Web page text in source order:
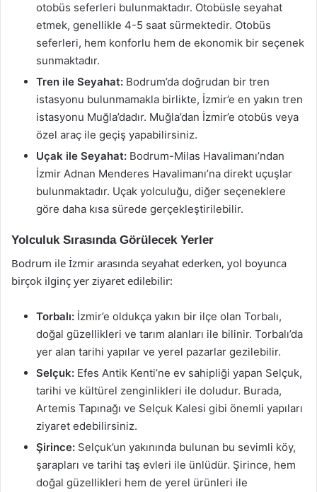
otobüs seferleri bulunmaktadır. Otobüsle seyahat
etmek, genellikle 4-5 saat sürmektedir. Otobüs
seferleri, hem konforlu hem de ekonomik bir seçenek
sunmaktadır.
Tren ile Seyahat: Bodrum’da doğrudan bir tren
istasyonu bulunmamakla birlikte, İzmir’e en yakın tren
istasyonu Muğla’dadır. Muğla’dan İzmir’e otobüs veya
özel araç ile geçiş yapabilirsiniz.
Uçak ile Seyahat: Bodrum-Milas Havalimanı’ndan
İzmir Adnan Menderes Havalimanı’na direkt uçuşlar
bulunmaktadır. Uçak yolculuğu, diğer seçeneklere
göre daha kısa sürede gerçekleştirilebilir.
Yolculuk Sırasında Görülecek Yerler
Bodrum ile İzmir arasında seyahat ederken, yol boyunca
birçok ilginç yer ziyaret edilebilir:
Torbalı: İzmir’e oldukça yakın bir ilçe olan Torbalı,
doğal güzellikleri ve tarım alanları ile bilinir. Torbalı’da
yer alan tarihi yapılar ve yerel pazarlar gezilebilir.
Selçuk: Efes Antik Kenti’ne ev sahipliği yapan Selçuk,
tarihi ve kültürel zenginlikleri ile doludur. Burada,
Artemis Tapınağı ve Selçuk Kalesi gibi önemli yapıları
ziyaret edebilirsiniz.
Şirince: Selçuk’un yakınında bulunan bu sevimli köy,
şarapları ve tarihi taş evleri ile ünlüdür. Şirince, hem
doğal güzellikleri hem de yerel ürünleri ile